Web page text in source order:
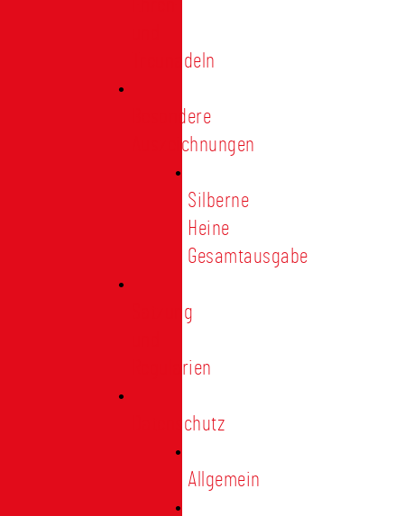
Treunadeln
Besondere
Auszeichnungen
Silberne
Heine
Gesamtausgabe
Satzung
Regularien
Datenschutz
Allgemein